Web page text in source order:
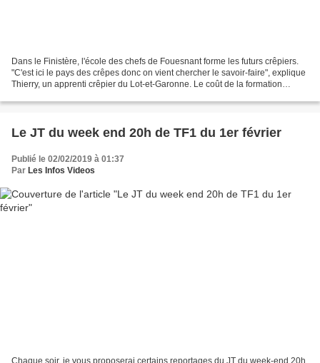
Dans le Finistère, l'école des chefs de Fouesnant forme les futurs crêpiers.
"C'est ici le pays des crêpes donc on vient chercher le savoir-faire", explique
Thierry, un apprenti crêpier du Lot-et-Garonne. Le coût de la formation
Le JT du week end 20h de TF1 du 1er février
Publié le 02/02/2019 à 01:37
Par Les Infos Videos
Chaque soir, je vous proposerai certains reportages du JT du week-end 20h